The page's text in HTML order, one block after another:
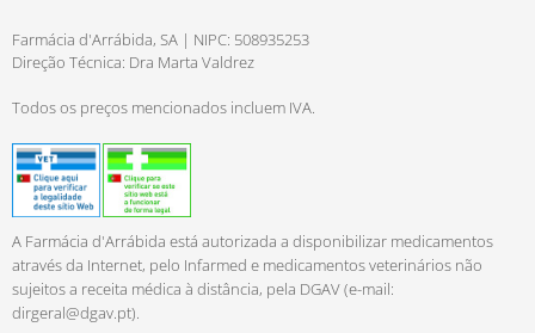
Farmácia d'Arrábida, SA | NIPC: 508935253
Direção Técnica: Dra Marta Valdrez
Todos os preços mencionados incluem IVA.
A Farmácia d'Arrábida está autorizada a disponibilizar medicamentos
através da Internet, pelo Infarmed e medicamentos veterinários não
sujeitos a receita médica à distância, pela DGAV (e-mail:
dirgeral@dgav.pt).